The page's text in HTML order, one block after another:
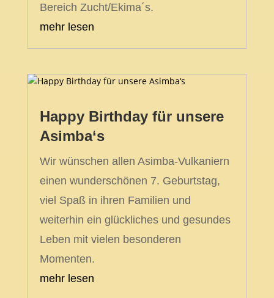
Bereich Zucht/Ekima´s.
mehr lesen
Happy Birthday für unsere
Asimba‘s
Wir wünschen allen Asimba-Vulkaniern
einen wunderschönen 7. Geburtstag,
viel Spaß in ihren Familien und
weiterhin ein glückliches und gesundes
Leben mit vielen besonderen
Momenten.
mehr lesen